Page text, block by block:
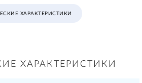
ХАРАКТЕРИСТИКИ
ХАРАКТЕРИСТИКИ